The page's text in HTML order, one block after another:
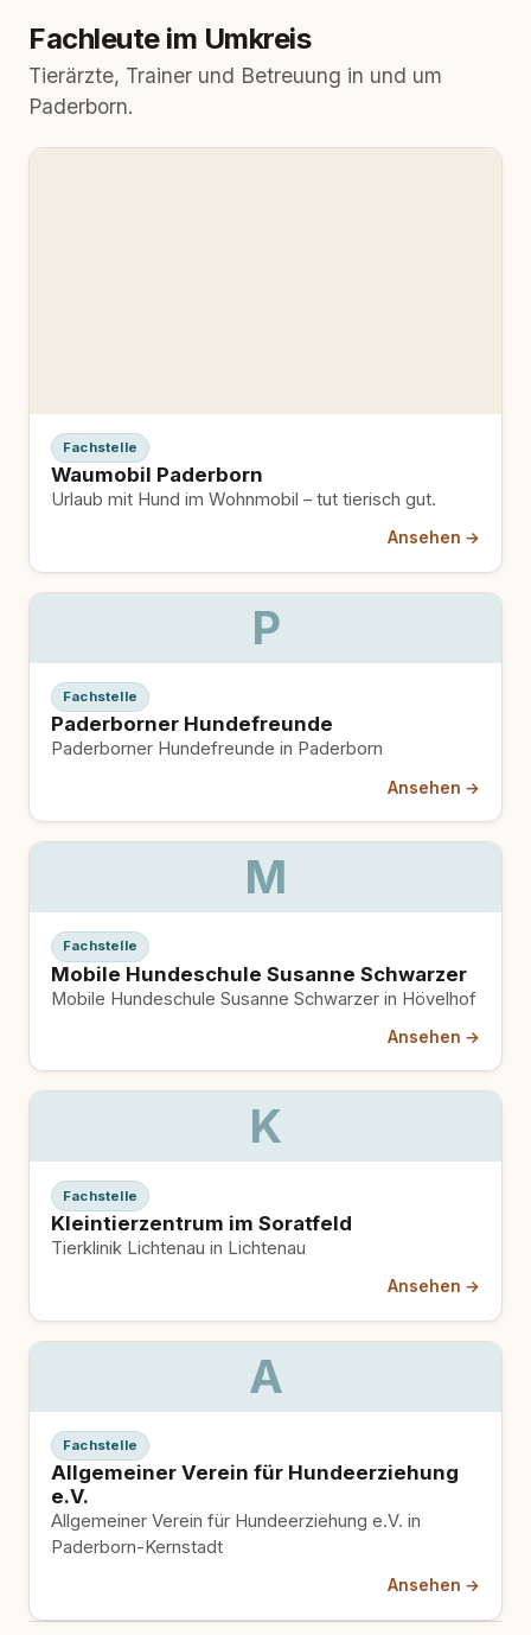
Fachleute im Umkreis
Tierärzte, Trainer und Betreuung in und um
Paderborn.
Fachstelle
Waumobil Paderborn
Urlaub mit Hund im Wohnmobil – tut tierisch gut.
Ansehen →
P
Fachstelle
Paderborner Hundefreunde
Paderborner Hundefreunde in Paderborn
Ansehen →
M
Fachstelle
Mobile Hundeschule Susanne Schwarzer
Mobile Hundeschule Susanne Schwarzer in Hövelhof
Ansehen →
K
Fachstelle
Kleintierzentrum im Soratfeld
Tierklinik Lichtenau in Lichtenau
Ansehen →
A
Fachstelle
Allgemeiner Verein für Hundeerziehung
e.V.
Allgemeiner Verein für Hundeerziehung e.V. in
Paderborn-Kernstadt
Ansehen →